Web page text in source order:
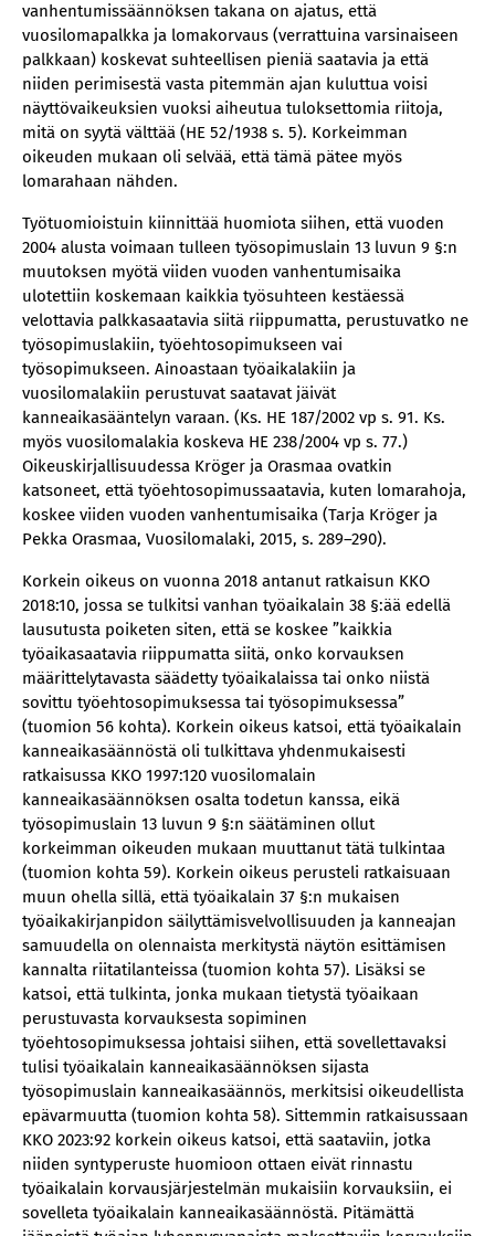
vanhentumissäännöksen takana on ajatus, että
vuosilomapalkka ja lomakorvaus (verrattuina varsinaiseen
palkkaan) koskevat suhteellisen pieniä saatavia ja että
niiden perimisestä vasta pitemmän ajan kuluttua voisi
näyttövaikeuksien vuoksi aiheutua tuloksettomia riitoja,
mitä on syytä välttää (HE 52/1938 s. 5). Korkeimman
oikeuden mukaan oli selvää, että tämä pätee myös
lomarahaan nähden.
Työtuomioistuin kiinnittää huomiota siihen, että vuoden
2004 alusta voimaan tulleen työsopimuslain 13 luvun 9 §:n
muutoksen myötä viiden vuoden vanhentumisaika
ulotettiin koskemaan kaikkia työsuhteen kestäessä
velottavia palkkasaatavia siitä riippumatta, perustuvatko ne
työsopimuslakiin, työehtosopimukseen vai
työsopimukseen. Ainoastaan työaikalakiin ja
vuosilomalakiin perustuvat saatavat jäivät
kanneaikasääntelyn varaan. (Ks. HE 187/2002 vp s. 91. Ks.
myös vuosilomalakia koskeva HE 238/2004 vp s. 77.)
Oikeuskirjallisuudessa Kröger ja Orasmaa ovatkin
katsoneet, että työehtosopimussaatavia, kuten lomarahoja,
koskee viiden vuoden vanhentumisaika (Tarja Kröger ja
Pekka Orasmaa, Vuosilomalaki, 2015, s. 289–290).
Korkein oikeus on vuonna 2018 antanut ratkaisun KKO
2018:10, jossa se tulkitsi vanhan työaikalain 38 §:ää edellä
lausutusta poiketen siten, että se koskee ”kaikkia
työaikasaatavia riippumatta siitä, onko korvauksen
määrittelytavasta säädetty työaikalaissa tai onko niistä
sovittu työehtosopimuksessa tai työsopimuksessa”
(tuomion 56 kohta). Korkein oikeus katsoi, että työaikalain
kanneaikasäännöstä oli tulkittava yhdenmukaisesti
ratkaisussa KKO 1997:120 vuosilomalain
kanneaikasäännöksen osalta todetun kanssa, eikä
työsopimuslain 13 luvun 9 §:n säätäminen ollut
korkeimman oikeuden mukaan muuttanut tätä tulkintaa
(tuomion kohta 59). Korkein oikeus perusteli ratkaisuaan
muun ohella sillä, että työaikalain 37 §:n mukaisen
työaikakirjanpidon säilyttämisvelvollisuuden ja kanneajan
samuudella on olennaista merkitystä näytön esittämisen
kannalta riitatilanteissa (tuomion kohta 57). Lisäksi se
katsoi, että tulkinta, jonka mukaan tietystä työaikaan
perustuvasta korvauksesta sopiminen
työehtosopimuksessa johtaisi siihen, että sovellettavaksi
tulisi työaikalain kanneaikasäännöksen sijasta
työsopimuslain kanneaikasäännös, merkitsisi oikeudellista
epävarmuutta (tuomion kohta 58). Sittemmin ratkaisussaan
KKO 2023:92 korkein oikeus katsoi, että saataviin, jotka
niiden syntyperuste huomioon ottaen eivät rinnastu
työaikalain korvausjärjestelmän mukaisiin korvauksiin, ei
sovelleta työaikalain kanneaikasäännöstä. Pitämättä